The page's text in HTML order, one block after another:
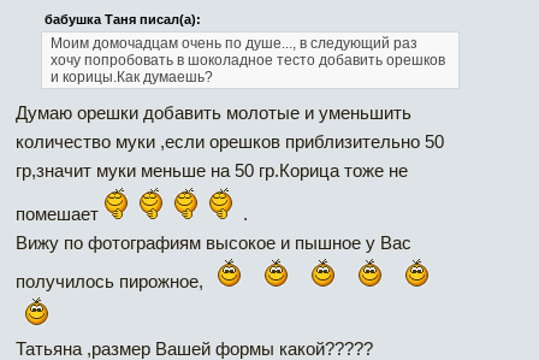
бабушка Таня писал(а):
Моим домочадцам очень по душе..., в следующий раз
хочу попробовать в шоколадное тесто добавить орешков
и корицы.Как думаешь?
Думаю орешки добавить молотые и уменьшить
количество муки ,если орешков приблизительно 50
гр,значит муки меньше на 50 гр.Корица тоже не
помешает
.
Вижу по фотографиям высокое и пышное у Вас
получилось пирожное,
Татьяна ,размер Вашей формы какой?????